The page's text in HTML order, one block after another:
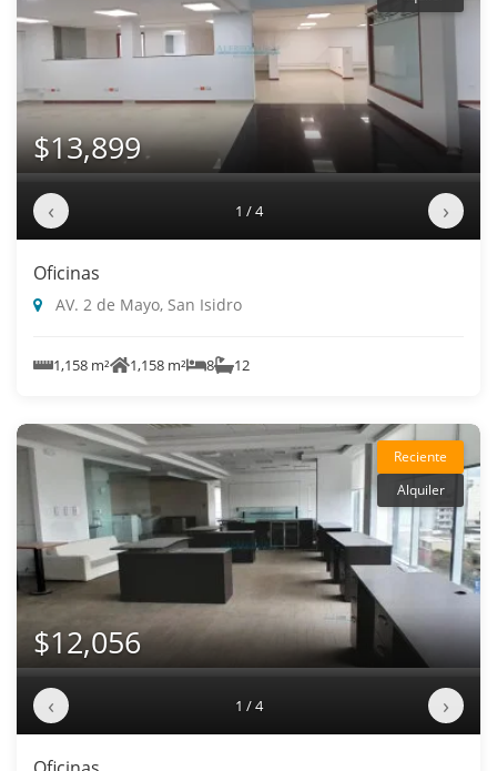
$13,899
‹ 1 / 4 ›
Oficinas
AV. 2 de Mayo, San Isidro
1,158 m² 1,158 m² 8 12
Reciente
Alquiler
$12,056
‹ 1 / 4 ›